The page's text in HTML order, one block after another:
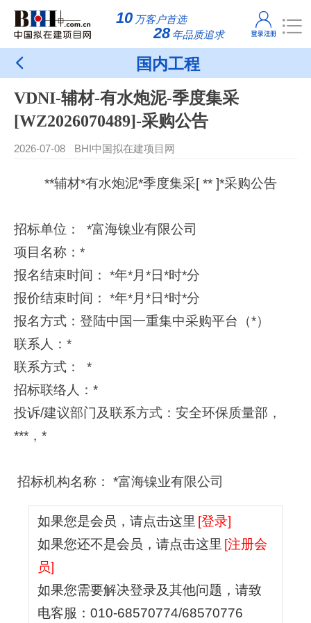
10 万客户首选
28 年品质追求
国内工程
VDNI-辅材-有水炮泥-季度集采
[WZ2026070489]-采购公告
2026-07-08 BHI中国拟在建项目网
**辅材*有水炮泥*季度集采[ ** ]*采购公告
招标单位： *富海镍业有限公司
项目名称：*
报名结束时间： *年*月*日*时*分
报价结束时间： *年*月*日*时*分
报名方式：登陆中国一重集中采购平台（*）
联系人：*
联系方式： *
招标联络人：*
投诉/建议部门及联系方式：安全环保质量部，
***，*
招标机构名称： *富海镍业有限公司
如果您是会员，请点击这里 [登录]
如果您还不是会员，请点击这里 [注册会
员]
如果您需要解决登录及其他问题，请致
电客服：010-68570774/68570776